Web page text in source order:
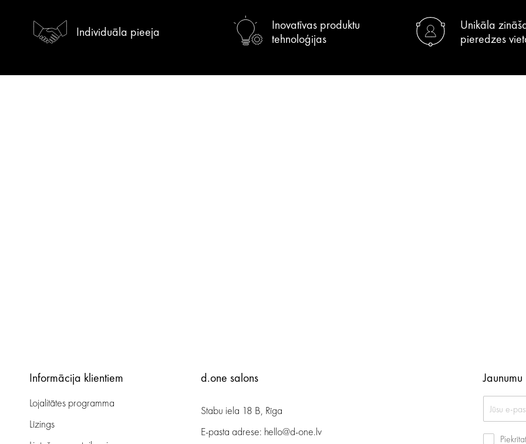
Individuāla pieeja
Inovatīvas produktu
tehnoloģijas
Unikāla
pieredzes
Informācija klientiem
Lojalitātes programma
Līzings
d.one salons
Stabu iela 18 B, Rīga
E-pasta adrese: hello@d-one.lv